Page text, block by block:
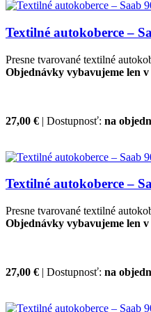
Textilné autokoberce –
Presne tvarované textilné
Objednávky vybavujeme len
27,00 € | Dostupnosť: na
Textilné autokoberce –
Presne tvarované textilné
Objednávky vybavujeme len
27,00 € | Dostupnosť: na